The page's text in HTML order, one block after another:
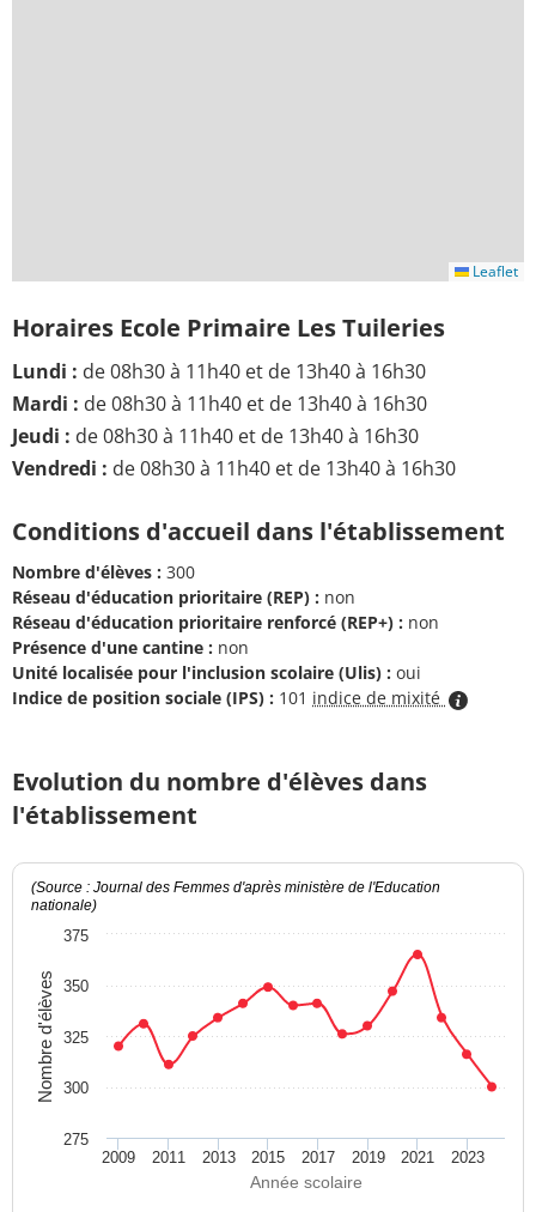
Leaflet
Horaires Ecole Primaire Les Tuileries
Lundi : de 08h30 à 11h40 et de 13h40 à 16h30
Mardi : de 08h30 à 11h40 et de 13h40 à 16h30
Jeudi : de 08h30 à 11h40 et de 13h40 à 16h30
Vendredi : de 08h30 à 11h40 et de 13h40 à 16h30
Conditions d'accueil dans l'établissement
Nombre d'élèves : 300
Réseau d'éducation prioritaire (REP) : non
Réseau d'éducation prioritaire renforcé (REP+) : non
Présence d'une cantine : non
Unité localisée pour l'inclusion scolaire (Ulis) : oui
Indice de position sociale (IPS) : 101 indice de mixité
Evolution du nombre d'élèves dans
l'établissement
Année scolaire
Nombre d'élèves
(Source : Journal des Femmes d'après ministère de l'Education
nationale)
2009 2011 2013 2015 2017 2019 2021 2023
275
300
325
350
375